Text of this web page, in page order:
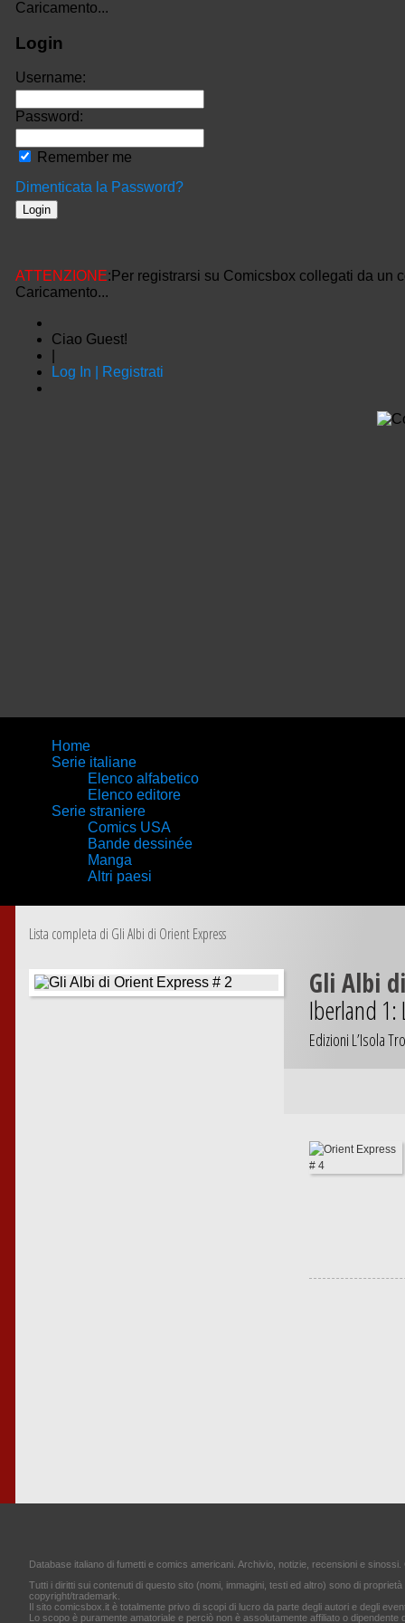
Caricamento...
Login
Username:
Password:
Remember me
Dimenticata la Password?
ATTENZIONE:Per registrarsi su Comicsbox collegati da un
Caricamento...
Ciao Guest!
Log In | Registrati
Home
Serie italiane
Elenco alfabetico
Elenco editore
Serie straniere
Comics USA
Bande dessinée
Manga
Altri paesi
Lista completa di Gli Albi di Orient Express
Gli Albi
Iberland 1:
Edizioni L’Isola
Database italiano di fumetti e comics americani. Archivio, notizie, recensioni e
Tutti i diritti sui contenuti di questo sito (nomi, immagini, testi ed altro) sono di
copyright/trademark.
Il sito comicsbox.it è totalmente privo di scopi di lucro da parte degli autori e degli
Lo scopo è puramente amatoriale e perciò non è assolutamente affiliato o dipendente